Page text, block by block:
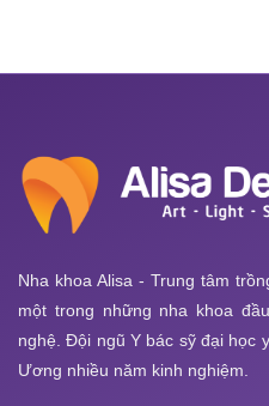
Nha khoa Alisa - Trung tâm
một trong những nha khoa
nghệ. Đội ngũ Y bác sỹ đại học
Ương nhiều năm kinh nghiệm.